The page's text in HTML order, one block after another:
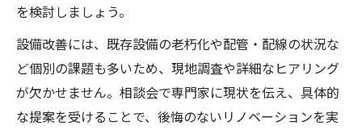
を検討しましょう。
設備改善には、既存設備の老朽化や配管・配線の状況な
ど個別の課題も多いため、現地調査や詳細なヒアリング
が欠かせません。相談会で専門家に現状を伝え、具体的
な提案を受けることで、後悔のないリノベーションを実